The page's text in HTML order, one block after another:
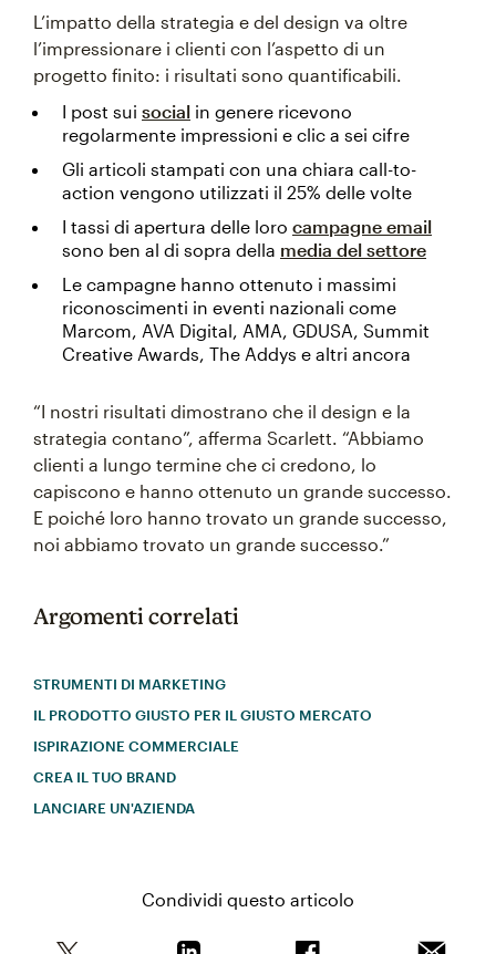
L’impatto della strategia e del design va oltre
l’impressionare i clienti con l’aspetto di un
progetto finito: i risultati sono quantificabili.
I post sui social in genere ricevono
regolarmente impressioni e clic a sei cifre
Gli articoli stampati con una chiara call-to-
action vengono utilizzati il 25% delle volte
I tassi di apertura delle loro campagne email
sono ben al di sopra della media del settore
Le campagne hanno ottenuto i massimi
riconoscimenti in eventi nazionali come
Marcom, AVA Digital, AMA, GDUSA, Summit
Creative Awards, The Addys e altri ancora
“I nostri risultati dimostrano che il design e la
strategia contano”, afferma Scarlett. “Abbiamo
clienti a lungo termine che ci credono, lo
capiscono e hanno ottenuto un grande successo.
E poiché loro hanno trovato un grande successo,
noi abbiamo trovato un grande successo.”
Argomenti correlati
STRUMENTI DI MARKETING
IL PRODOTTO GIUSTO PER IL GIUSTO MERCATO
ISPIRAZIONE COMMERCIALE
CREA IL TUO BRAND
LANCIARE UN'AZIENDA
Condividi questo articolo